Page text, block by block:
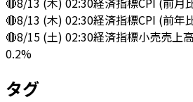
🔴8/13 (木) 02:30経済指標CPI (前年
🔴8/15 (土) 02:30経済指標小売売上
0.2%
タグ